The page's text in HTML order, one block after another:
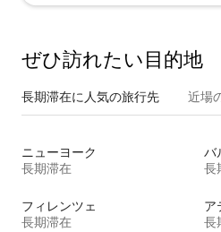
ぜひ訪⁠れ⁠た⁠い目⁠的⁠地
長期滞在に人気の旅行先 近場
ニューヨーク
長期滞在
バ
長
フィレンツェ
長期滞在
ア
長